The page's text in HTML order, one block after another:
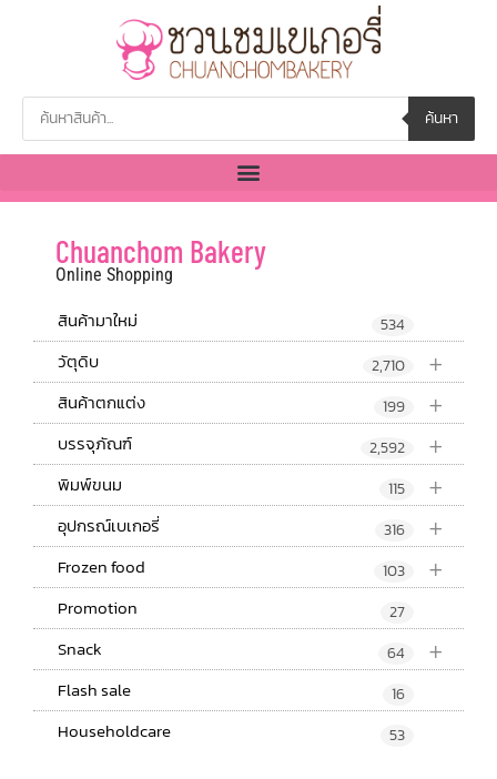
ค้นหา
Chuanchom Bakery
Online Shopping
สินค้ามาใหม่ 534
+
วัตุดิบ 2,710
+
สินค้าตกแต่ง 199
+
บรรจุภัณฑ์ 2,592
+
พิมพ์ขนม 115
+
อุปกรณ์เบเกอรี่ 316
+
Frozen food 103
Promotion 27
+
Snack 64
Flash sale 16
Householdcare 53